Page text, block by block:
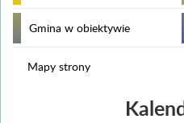
Gmina w obiektywie
Mapy strony